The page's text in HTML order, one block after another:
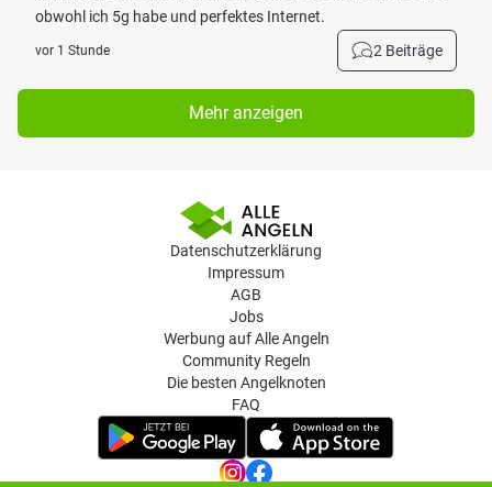
obwohl ich 5g habe und perfektes Internet.
vor 1 Stunde 2 Beiträge
Mehr anzeigen
Datenschutzerklärung
Impressum
AGB
Jobs
Werbung auf Alle Angeln
Community Regeln
Die besten Angelknoten
FAQ